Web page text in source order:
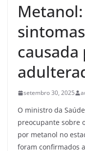
setembro 30, 2025
O ministro da
preocupante sobre
por metanol no
foram confirmados